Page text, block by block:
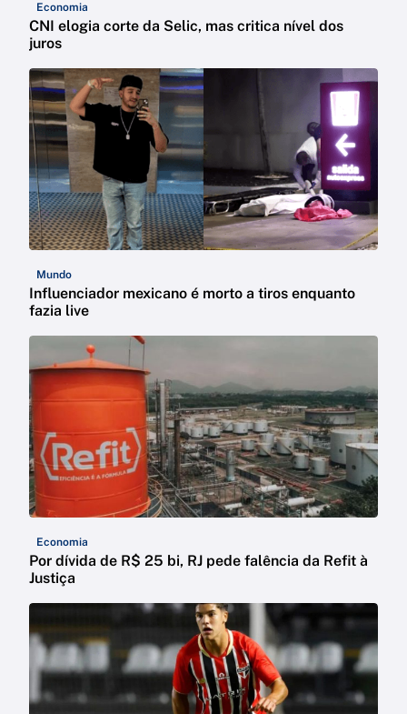
Economia
CNI elogia corte da Selic, mas critica nível dos
juros
Mundo
Influenciador mexicano é morto a tiros enquanto
fazia live
Economia
Por dívida de R$ 25 bi, RJ pede falência da Refit à
Justiça